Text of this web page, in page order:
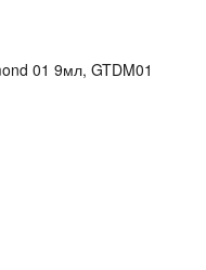
01 9мл, GTDM01